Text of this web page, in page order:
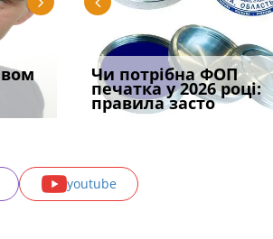
Чоловік помер, але
позика залишилася: як
фраза «на
Переоформлення
відстрочки за іншою
підставою: нов
діяти
Чи потрібна ФОП
печатка у 2026 році:
правила засто
При зарахуванні в
покарання днів
тримання пі
youtube